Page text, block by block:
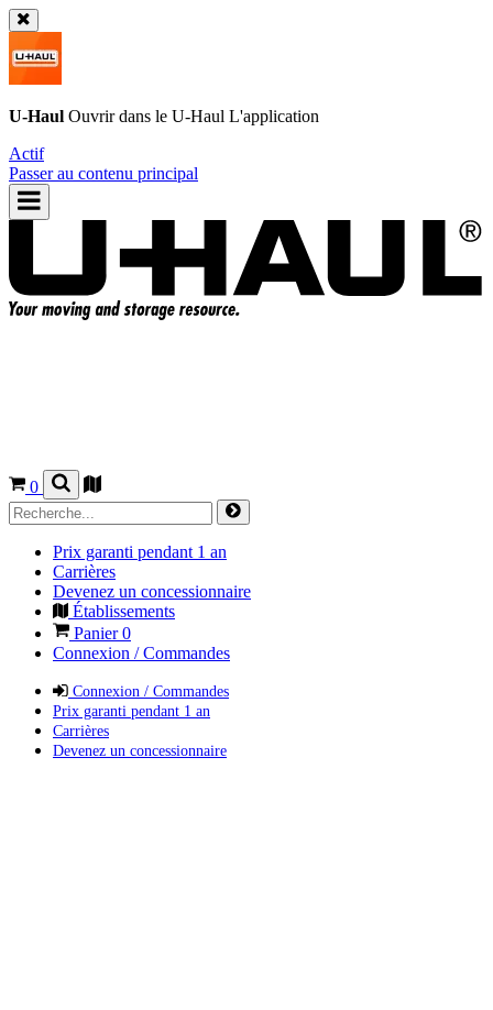
U-Haul Ouvrir dans le U-Haul L'application
Actif
Passer au contenu principal
0
Prix garanti pendant 1 an
Carrières
Devenez un concessionnaire
Établissements
Panier0
Connexion / Commandes
Connexion / Commandes
Prix garanti pendant 1 an
Carrières
Devenez un concessionnaire